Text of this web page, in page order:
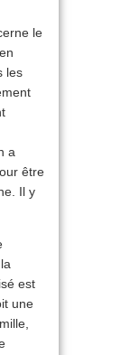
le
les
a
être
Il y
est
une